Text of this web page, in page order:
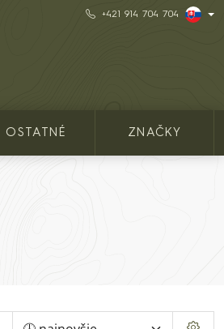
+421 914 704 704
OSTATNÉ ZNAČKY